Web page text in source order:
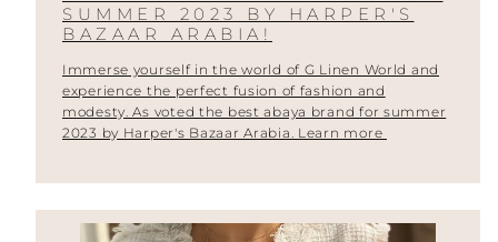
SUMMER 2023 BY HARPER'S
BAZAAR ARABIA!
Immerse yourself in the world of G Linen World and
experience the perfect fusion of fashion and
modesty. As voted the best abaya brand for summer
2023 by Harper's Bazaar Arabia. Learn more